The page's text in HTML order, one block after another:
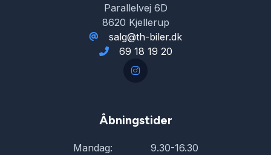
Parallelvej 6D
8620 Kjellerup
salg@th-biler.dk
69 18 19 20
Åbningstider
Mandag:
9.30-16.30